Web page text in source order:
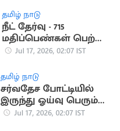
தமிழ் நாடு
நீட் தேர்வு - 715
மதிப்பெண்கள் பெற்று
2 மாணவர்கள்
Jul 17, 2026, 02:07 IST
தமிழ் நாடு
சர்வதேச போட்டியில்
இருந்து ஓய்வு பெரும்
ரோஹித் சர்மா?
Jul 17, 2026, 02:07 IST